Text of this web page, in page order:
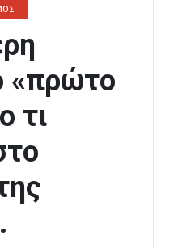
«πρώτο
τι